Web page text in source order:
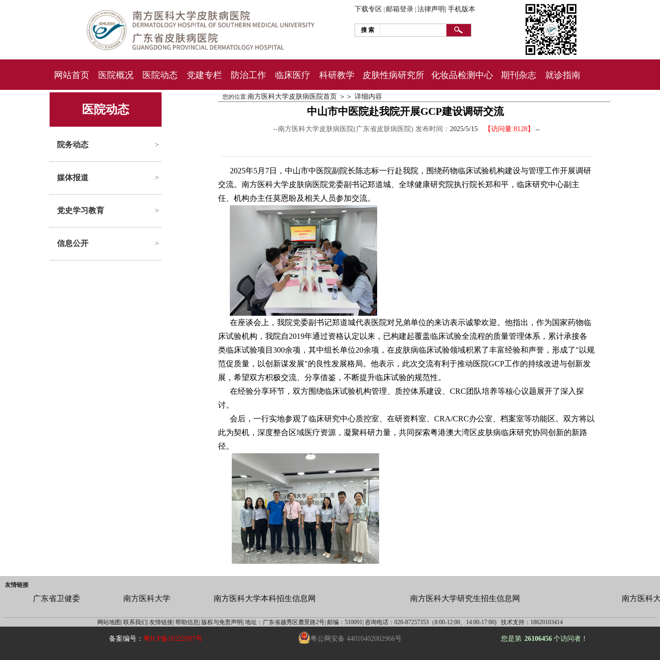
下载专区 邮箱登录 法律声明| 手机版本
搜 索
网站首页 医院概况 医院动态 党建专栏 防治工作 临床医疗 科研教学 皮肤性病研究所 化妆品检测中心 期刊杂志 就诊指南
人才招聘 招标采购
医院动态
院务动态 >
媒体报道 >
党史学习教育 >
信息公开 >
您的位置:南方医科大学皮肤病医院首页 ＞＞ 详细内容
中山市中医院赴我院开展GCP建设调研交流
--南方医科大学皮肤病医院(广东省皮肤病医院) 发布时间： 2025/5/15 【访问量:8128】 --
2025年5月7日，中山市中医院副院长陈志标一行赴我院，围绕药物临床试验机构建设与管理工作开展调研
交流。南方医科大学皮肤病医院党委副书记郑道城、全球健康研究院执行院长郑和平，临床研究中心副主
任、机构办主任莫恩盼及相关人员参加交流。
在座谈会上，我院党委副书记郑道城代表医院对兄弟单位的来访表示诚挚欢迎。他指出，作为国家药物临
床试验机构，我院自2019年通过资格认定以来，已构建起覆盖临床试验全流程的质量管理体系，累计承接各
类临床试验项目300余项，其中组长单位20余项，在皮肤病临床试验领域积累了丰富经验和声誉，形成了"以规
范促质量，以创新谋发展"的良性发展格局。他表示，此次交流有利于推动医院GCP工作的持续改进与创新发
展，希望双方积极交流、分享借鉴，不断提升临床试验的规范性。
在经验分享环节，双方围绕临床试验机构管理、质控体系建设、CRC团队培养等核心议题展开了深入探
讨。
会后，一行实地参观了临床研究中心质控室、在研资料室、CRA/CRC办公室、档案室等功能区。双方将以
此为契机，深度整合区域医疗资源，凝聚科研力量，共同探索粤港澳大湾区皮肤病临床研究协同创新的新路
径。
友情链接
广东省卫健委 南方医科大学 南方医科大学本科招生信息网 南方医科大学研究生招生信息网 南方医科
网站地图| 联系我们| 友情链接| 帮助信息| 版权与免责声明| 地址：广东省越秀区麓景路2号| 邮编：510091| 咨询电话：020-87257353（8:00-12:00、14:00-17:00) 技术支持：18620103414
备案编号：粤ICP备10222097号 您是第 26106456 个访问者！
粤公网安备 44010402002966号